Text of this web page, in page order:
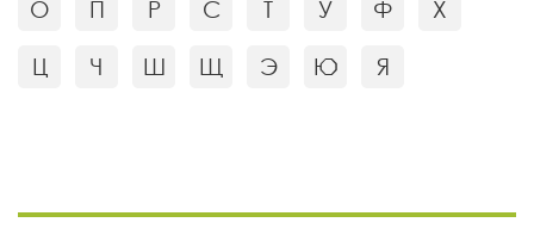
О П Р С Т У Ф Х
Ц Ч Ш Щ Э Ю Я